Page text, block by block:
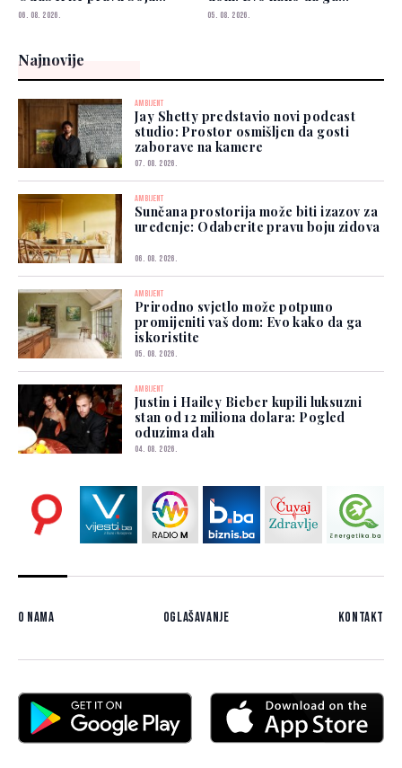
zidova
06. 08. 2026.
iskoristite
05. 08. 2026.
Najnovije
AMBIJENT
Jay Shetty predstavio novi podcast
studio: Prostor osmišljen da gosti
zaborave na kamere
07. 08. 2026.
AMBIJENT
Sunčana prostorija može biti izazov za
uređenje: Odaberite pravu boju zidova
06. 08. 2026.
AMBIJENT
Prirodno svjetlo može potpuno
promijeniti vaš dom: Evo kako da ga
iskoristite
05. 08. 2026.
AMBIJENT
Justin i Hailey Bieber kupili luksuzni
stan od 12 miliona dolara: Pogled
oduzima dah
04. 08. 2026.
O nama Oglašavanje Kontakt